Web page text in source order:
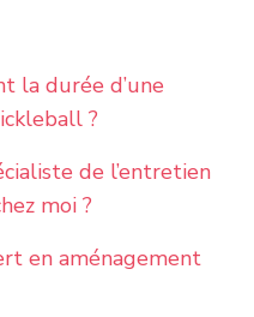
la durée d’une
?
de l’entretien
moi ?
en aménagement